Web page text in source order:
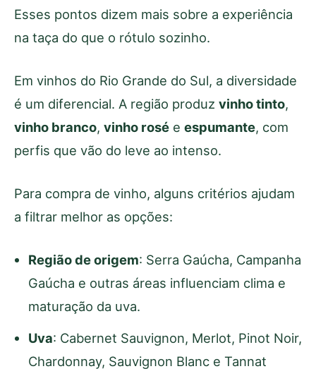
Esses pontos dizem mais sobre a experiência
na taça do que o rótulo sozinho.
Em vinhos do Rio Grande do Sul, a diversidade
é um diferencial. A região produz vinho tinto,
vinho branco, vinho rosé e espumante, com
perfis que vão do leve ao intenso.
Para compra de vinho, alguns critérios ajudam
a filtrar melhor as opções:
Região de origem: Serra Gaúcha, Campanha
Gaúcha e outras áreas influenciam clima e
maturação da uva.
Uva: Cabernet Sauvignon, Merlot, Pinot Noir,
Chardonnay, Sauvignon Blanc e Tannat